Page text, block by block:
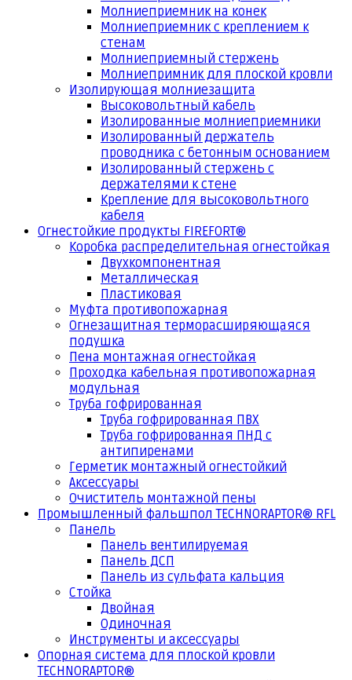
Молниеприемник на конек
Молниеприемник с креплением к
стенам
Молниеприемный стержень
Молниепримник для плоской кровли
Изолирующая молниезащита
Высоковольтный кабель
Изолированные молниеприемники
Изолированный держатель
проводника с бетонным основанием
Изолированный стержень с
держателями к стене
Крепление для высоковольтного
кабеля
Огнестойкие продукты FIREFORT®
Коробка распределительная огнестойкая
Двухкомпонентная
Металлическая
Пластиковая
Муфта противопожарная
Огнезащитная терморасширяющаяся
подушка
Пена монтажная огнестойкая
Проходка кабельная противопожарная
модульная
Труба гофрированная
Труба гофрированная ПВХ
Труба гофрированная ПНД с
антипиренами
Герметик монтажный огнестойкий
Аксессуары
Очиститель монтажной пены
Промышленный фальшпол TECHNORAPTOR® RFL
Панель
Панель вентилируемая
Панель ДСП
Панель из сульфата кальция
Стойка
Двойная
Одиночная
Инструменты и аксессуары
Опорная система для плоской кровли
TECHNORAPTOR®